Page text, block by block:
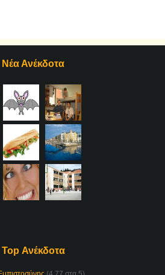
Νέα Ανέκδοτα
Top Ανέκδοτα